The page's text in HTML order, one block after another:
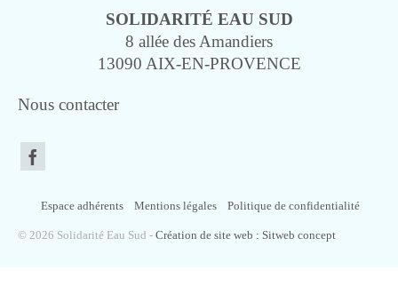
SOLIDARITÉ EAU SUD
8 allée des Amandiers
13090 AIX-EN-PROVENCE
Nous contacter
Espace adhérents Mentions légales Politique de confidentialité
© 2026 Solidarité Eau Sud - Création de site web : Sitweb concept